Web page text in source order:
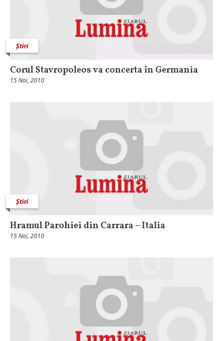
Știri
Corul Stavropoleos va concerta în Germania
15 Noi, 2010
Știri
Hramul Parohiei din Carrara – Italia
15 Noi, 2010